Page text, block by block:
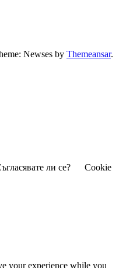
Newses by Themeansar.
ли се?
Cookie
your experience while you